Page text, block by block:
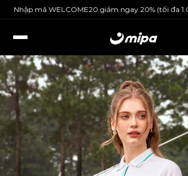
Nhập mã WELCOME20 giảm ngay 20% (tối đa